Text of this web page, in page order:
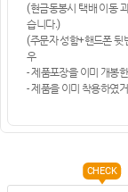
(현금동봉시 택배 이동
습니다.)
(주문자 성함+핸드폰 뒷
우
- 제품포장을 이미 개봉
- 제품을 이미 착용하였
CHECK